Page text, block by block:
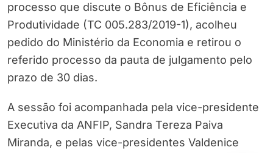
processo que discute o Bônus de Eficiência e
Produtividade (TC 005.283/2019-1), acolheu
pedido do Ministério da Economia e retirou o
referido processo da pauta de julgamento pelo
prazo de 30 dias.
A sessão foi acompanhada pela vice-presidente
Executiva da ANFIP, Sandra Tereza Paiva
Miranda, e pelas vice-presidentes Valdenice